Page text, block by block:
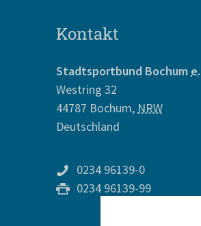
Kontakt
Stadtsportbund Bochum
Westring 32
44787 Bochum, NRW
Deutschland
0234 96139-0
0234 96139-99